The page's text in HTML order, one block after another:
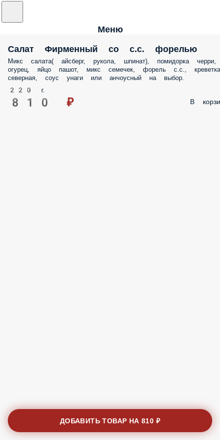
Меню
Салат Фирменный со с.с. форелью
Микс салата( айсберг, рукола, шпинат), помидорка
огурец, яйцо пашот, микс семечек, форель с.с.,
креветка северная, соус унаги или анчоусный на
220 г.
810 ₽ В
ДОБАВИТЬ ТОВАР НА810 ₽